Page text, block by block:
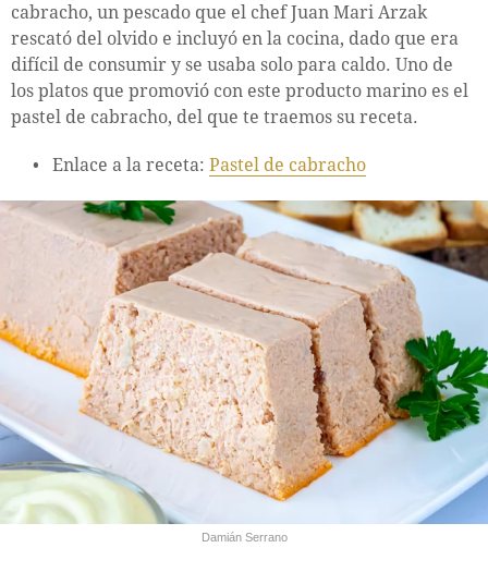
cabracho, un pescado que el chef Juan Mari Arzak
rescató del olvido e incluyó en la cocina, dado que era
difícil de consumir y se usaba solo para caldo. Uno de
los platos que promovió con este producto marino es el
pastel de cabracho, del que te traemos su receta.
Enlace a la receta: Pastel de cabracho
Damián Serrano